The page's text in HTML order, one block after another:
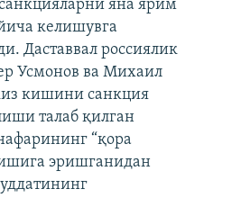
яна ярим
келишувга
Даставвал россиялик
Усмонов ва Михаил
кишини санкция
талаб қилган
“қора
эришганидан